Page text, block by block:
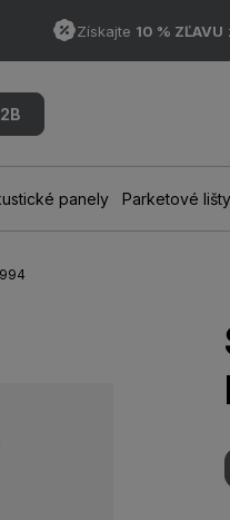
Získajte 10 % ZĽAVU
panely Parketové lišty